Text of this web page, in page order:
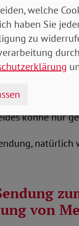
sich
komme es
zu
die
könne nur
natürlich
von
welche
haben Sie
zu